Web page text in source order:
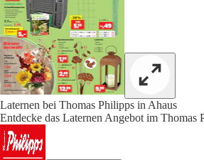
Laternen bei Thomas Philipps in Ahaus
Entdecke das Laternen Angebot im